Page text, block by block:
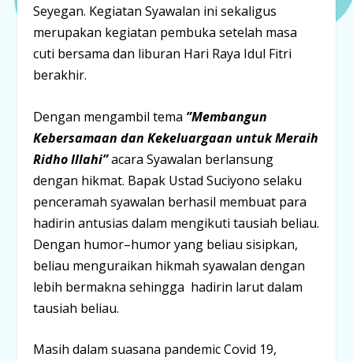
Seyegan. Kegiatan Syawalan ini sekaligus
merupakan kegiatan pembuka setelah masa
cuti bersama dan liburan Hari Raya Idul Fitri
berakhir.
Dengan mengambil tema ”Membangun
Kebersamaan dan Kekeluargaan untuk Meraih
Ridho Illahi”acara Syawalan berlansung
dengan hikmat. Bapak Ustad Suciyono selaku
penceramah syawalan berhasil membuat para
hadirin antusias dalam mengikuti tausiah beliau.
Dengan humor–humor yang beliau sisipkan,
beliau menguraikan hikmah syawalan dengan
lebih bermakna sehingga hadirin larut dalam
tausiah beliau.
Masih dalam suasana pandemic Covid 19,